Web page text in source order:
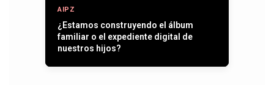
AIPZ
¿Estamos construyendo el álbum
familiar o el expediente digital de
nuestros hijos?